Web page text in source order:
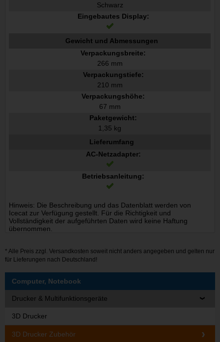
Schwarz
Eingebautes Display:
Gewicht und Abmessungen
Verpackungsbreite:
266 mm
Verpackungstiefe:
210 mm
Verpackungshöhe:
67 mm
Paketgewicht:
1,35 kg
Lieferumfang
AC-Netzadapter:
Betriebsanleitung:
Hinweis: Die Beschreibung und das Datenblatt werden von
Icecat zur Verfügung gestellt. Für die Richtigkeit und
Vollständigkeit der aufgeführten Daten wird keine Haftung
übernommen.
* Alle Preis zzgl. Versandkosten soweit nicht anders angegeben und gelten nur
für Lieferungen nach Deutschland!
Computer, Notebook
Drucker & Multifunktionsgeräte
3D Drucker
3D Drucker Zubehör